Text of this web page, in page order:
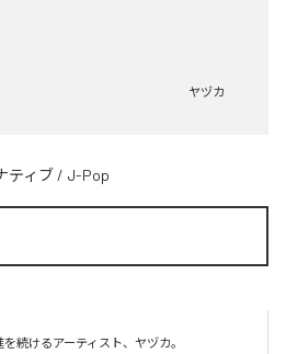
ヤヅカ
ティブ / J-Pop
続けるアーティスト、ヤヅカ。